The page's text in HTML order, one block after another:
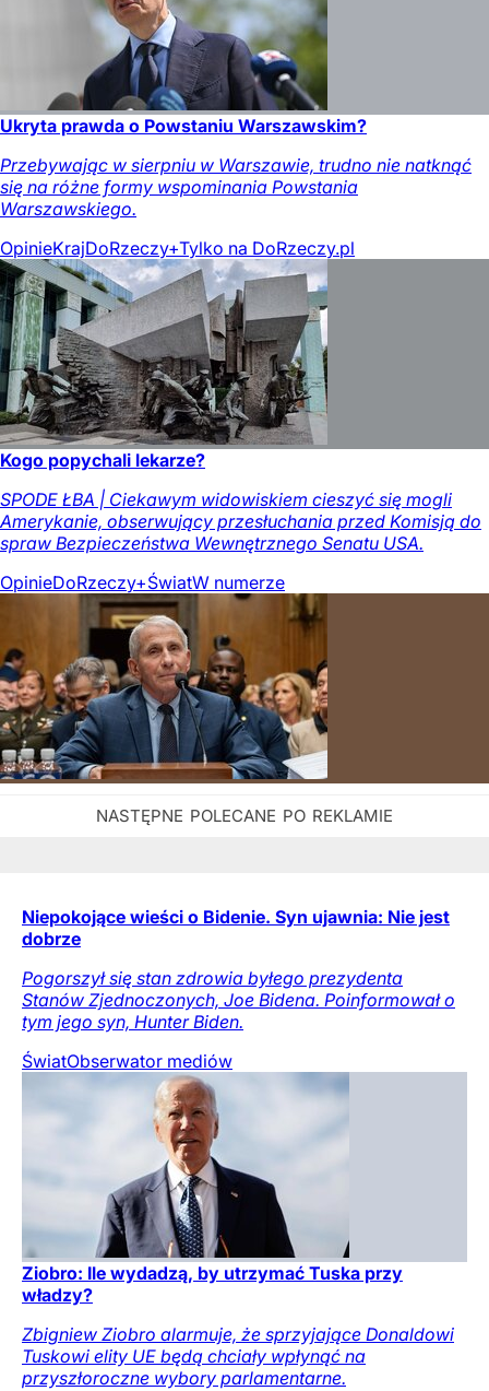
Ukryta prawda o Powstaniu Warszawskim?
Przebywając w sierpniu w Warszawie, trudno nie natknąć
się na różne formy wspominania Powstania
Warszawskiego.
OpinieKrajDoRzeczy+Tylko na DoRzeczy.pl
Kogo popychali lekarze?
SPODE ŁBA | Ciekawym widowiskiem cieszyć się mogli
Amerykanie, obserwujący przesłuchania przed Komisją do
spraw Bezpieczeństwa Wewnętrznego Senatu USA.
OpinieDoRzeczy+ŚwiatW numerze
Niepokojące wieści o Bidenie. Syn ujawnia: Nie jest
dobrze
Pogorszył się stan zdrowia byłego prezydenta
Stanów Zjednoczonych, Joe Bidena. Poinformował o
tym jego syn, Hunter Biden.
ŚwiatObserwator mediów
Ziobro: Ile wydadzą, by utrzymać Tuska przy
władzy?
Zbigniew Ziobro alarmuje, że sprzyjające Donaldowi
Tuskowi elity UE będą chciały wpłynąć na
przyszłoroczne wybory parlamentarne.